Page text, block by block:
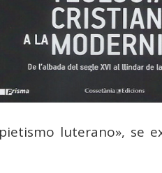
luterano», se